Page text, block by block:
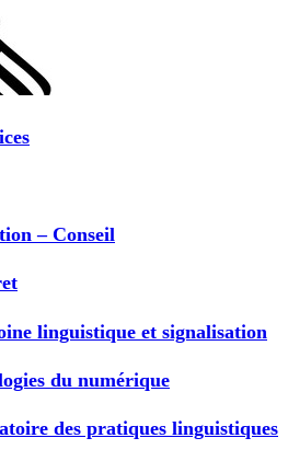
– Conseil
linguistique et signalisation
du numérique
des pratiques linguistiques